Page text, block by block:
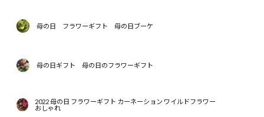
母の日 フラワーギフト 母の日ブーケ
母の日ギフト 母の日のフラワーギフト
2022 母の日 フラワーギフト カーネーション ワイルドフラワー
おしゃれ